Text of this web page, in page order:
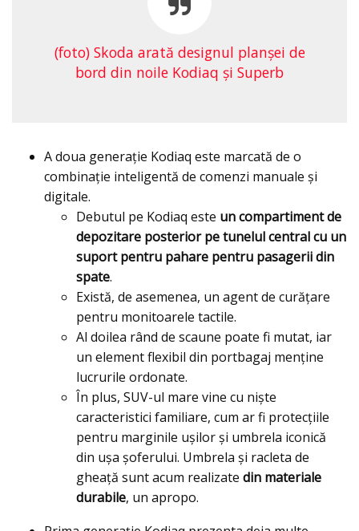
(foto) Skoda arată designul planşei de
bord din noile Kodiaq şi Superb
A doua generație Kodiaq este marcată de o
combinație inteligentă de comenzi manuale și
digitale.
Debutul pe Kodiaq este un compartiment de
depozitare posterior pe tunelul central cu un
suport pentru pahare pentru pasagerii din
spate.
Există, de asemenea, un agent de curățare
pentru monitoarele tactile.
Al doilea rând de scaune poate fi mutat, iar
un element flexibil din portbagaj menține
lucrurile ordonate.
În plus, SUV-ul mare vine cu nişte
caracteristici familiare, cum ar fi protecțiile
pentru marginile ușilor și umbrela iconică
din ușa șoferului. Umbrela și racleta de
gheață sunt acum realizate din materiale
durabile, un apropo.